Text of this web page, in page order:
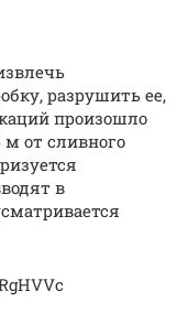
разрушить ее,
произошло
от сливного
в